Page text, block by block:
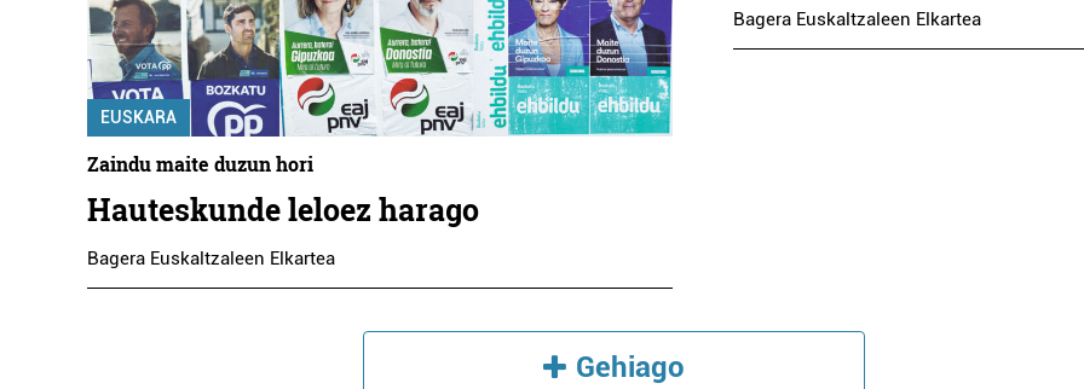
EUSKARA
Zaindu maite duzun hori
Hauteskunde leloez harago
Bagera Euskaltzaleen Elkartea
Bagera Euskaltzaleen Elkartea
Gehiago